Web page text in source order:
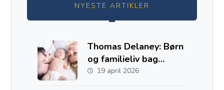
NYESTE ARTIKLER
Thomas Delaney: Børn
og familieliv bag
fodboldkarrieren
19 april 2026